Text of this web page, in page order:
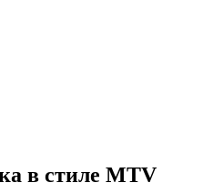
в стиле MTV